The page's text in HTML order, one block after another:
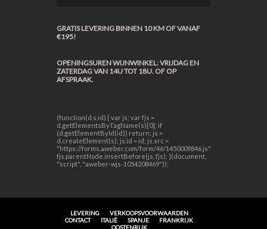
GRATIS LEVERING BINNEN 10 KM OF VANAF
€195!
OPENINGSUREN WIJNWINKEL: VRIJDAG EN
ZATERDAG VAN 14U TOT 18U. OF OP
AFSPRAAK.
(function(d,s,id) { var js; var fjs =
d.getElementsByTagName(s)[0]; if
(d.getElementById(id)) return; js =
d.createElement(s); js.id = id; js.src =
"https://forms.aweber.com/form/46/1450009846.js";
fjs.parentNode.insertBefore(js, fjs); }(document,
"script", "aweber-wjs-1054208469"));
LEVERING
VERKOOPSVOORWAARDEN
CONTACT
ITALIË SPANJE
FRANKRIJK
OOSTENRIJK